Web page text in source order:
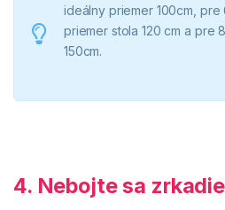
ideálny priemer 100cm,
priemer stola 120 cm a pre
150cm.
4. Nebojte sa